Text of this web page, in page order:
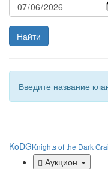
Найти
Введите название
KoDGKnights of the Dark
Аукцион